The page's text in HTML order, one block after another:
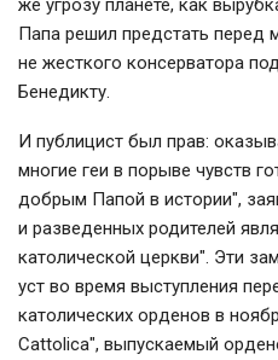
же угрозу планете, как
Папа решил предстать перед
не жесткого консерватора
Бенедикту.
И публицист был прав:
многие геи в порыве чувств
добрым Папой в истории",
и разведенных родителей
католической церкви". Эти
уст во время выступления
католических орденов в
Cattolica", выпускаемый